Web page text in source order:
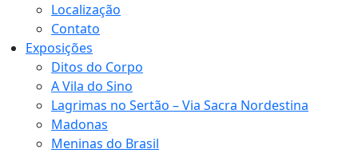
Localização
Contato
Exposições
Ditos do Corpo
A Vila do Sino
Lagrimas no Sertão – Via Sacra Nordestina
Madonas
Meninas do Brasil